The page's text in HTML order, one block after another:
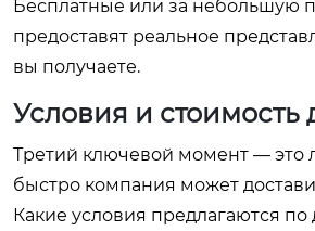
Бесплатные или за небольшую
предоставят реальное
вы получаете.
Условия и стоимость
Третий ключевой момент — это
быстро компания может
Какие условия предлагаются по